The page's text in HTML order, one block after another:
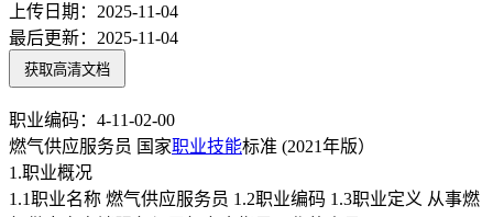
上传日期： 2025-11-04
最后更新： 2025-11-04
获取高清文档
职业编码：4-11-02-00
燃气供应服务员 国家职业技能标准 (2021年版）
1.职业概况
1.1职业名称 燃气供应服务员 1.2职业编码 1.3职业定义 从事燃